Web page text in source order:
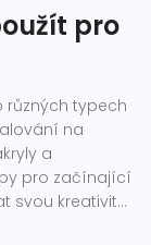
pro
různých typech
na
a
pro začínající
svou kreativitu